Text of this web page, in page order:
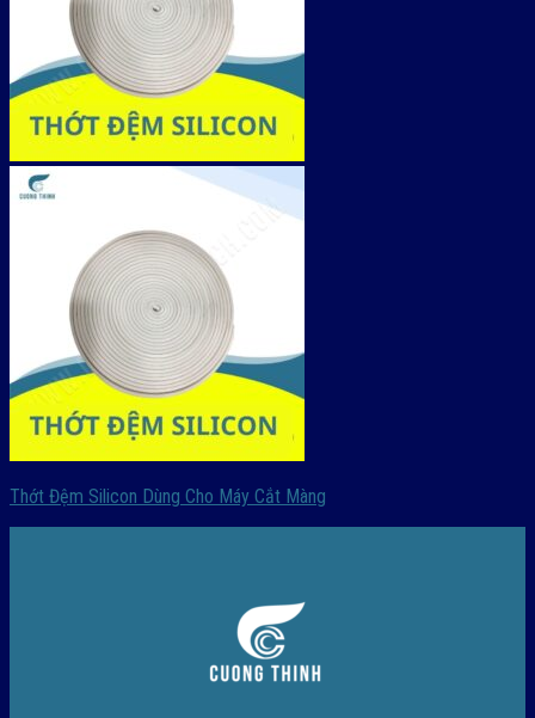
Thớt Đệm Silicon Dùng Cho Máy Cắt Màng